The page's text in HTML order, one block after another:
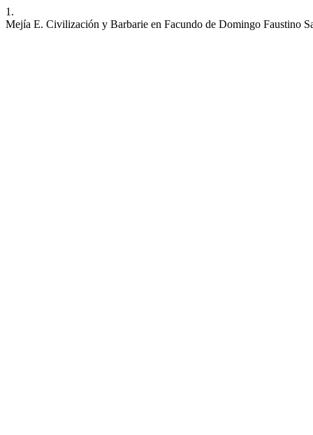
1.
Mejía E. Civilización y Barbarie en Facundo de Domingo Faustino